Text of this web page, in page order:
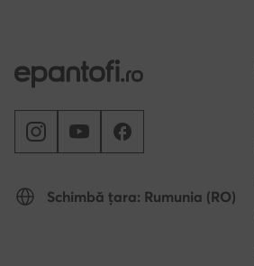
Schimbă țara: Rumunia (RO)